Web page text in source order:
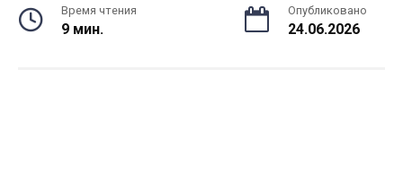
Время чтения
9 мин.
Опубликовано
24.06.2026